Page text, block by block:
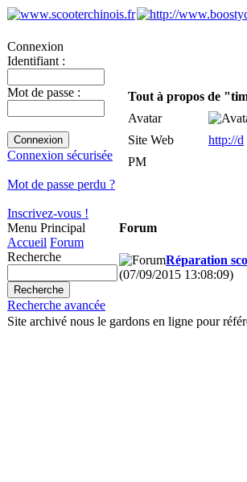
Connexion
Identifiant :
Mot de passe :
Connexion sécurisée
Mot de passe perdu ?
Inscrivez-vous !
Menu Principal
Accueil Forum
Recherche
Recherche avancée
Tout à propos de
Avatar
Site Web
http://d
PM
Forum
Réparation
(07/09/2015 13:08:09)
Site archivé nous le gardons en ligne pour